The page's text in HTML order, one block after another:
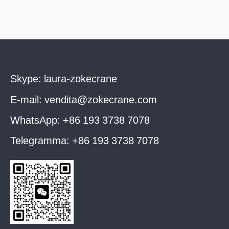
Skype: laura-zokecrane
E-mail: vendita@zokecrane.com
WhatsApp: +86 193 3738 7078
Telegramma: +86 193 3738 7078